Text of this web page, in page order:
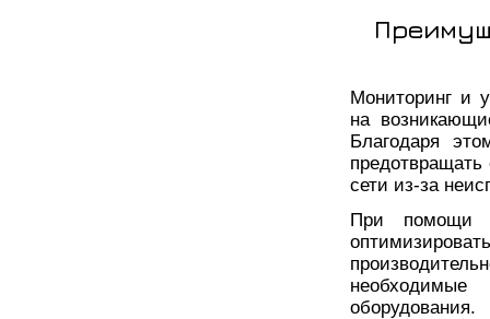
Мониторинг и
на
Благодаря
предотвращать
сети из-за
При помощи
оборудования.